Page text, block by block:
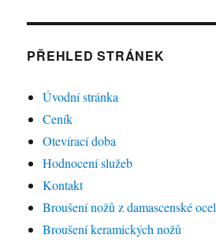
PŘEHLED STRÁNEK
Úvodní stránka
Ceník
Otevírací doba
Hodnocení služeb
Kontakt
Broušení nožů z damascenské
Broušení keramických nožů